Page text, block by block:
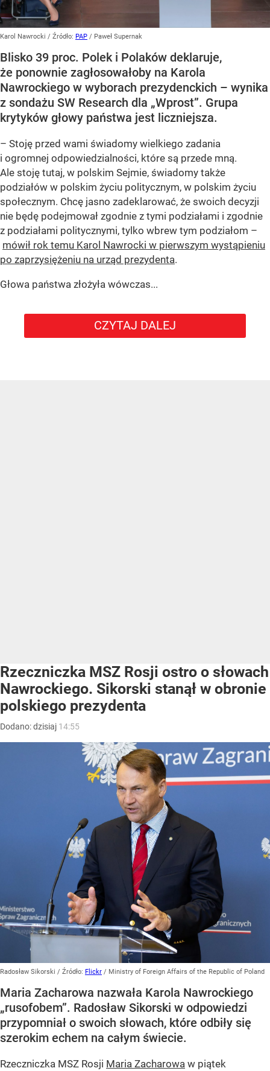
Karol Nawrocki / Źródło: PAP / Paweł Supernak
Blisko 39 proc. Polek i Polaków deklaruje,
że ponownie zagłosowałoby na Karola
Nawrockiego w wyborach prezydenckich – wynika
z sondażu SW Research dla „Wprost”. Grupa
krytyków głowy państwa jest liczniejsza.
– Stoję przed wami świadomy wielkiego zadania
i ogromnej odpowiedzialności, które są przede mną.
Ale stoję tutaj, w polskim Sejmie, świadomy także
podziałów w polskim życiu politycznym, w polskim życiu
społecznym. Chcę jasno zadeklarować, że swoich decyzji
nie będę podejmował zgodnie z tymi podziałami i zgodnie
z podziałami politycznymi, tylko wbrew tym podziałom –
mówił rok temu Karol Nawrocki w pierwszym wystąpieniu
po zaprzysiężeniu na urząd prezydenta.
Głowa państwa złożyła wówczas...
CZYTAJ DALEJ
Rzeczniczka MSZ Rosji ostro o słowach
Nawrockiego. Sikorski stanął w obronie
polskiego prezydenta
Dodano:dzisiaj 14:55
Radosław Sikorski / Źródło: Flickr / Ministry of Foreign Affairs of the Republic of Poland
Maria Zacharowa nazwała Karola Nawrockiego
„rusofobem”. Radosław Sikorski w odpowiedzi
przypomniał o swoich słowach, które odbiły się
szerokim echem na całym świecie.
Rzeczniczka MSZ Rosji Maria Zacharowa w piątek